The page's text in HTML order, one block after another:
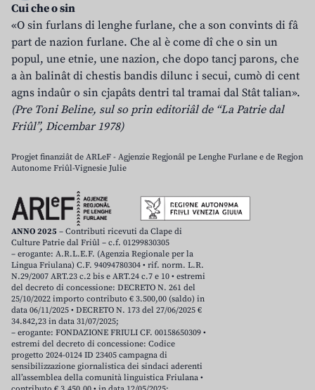
Cui che o sin
«O sin furlans di lenghe furlane, che a son convints di fâ
part de nazion furlane. Che al è come dî che o sin un
popul, une etnie, une nazion, che dopo tancj parons, che
a àn balinât di chestis bandis dilunc i secui, cumò di cent
agns indaûr o sin cjapâts dentri tal tramai dal Stât talian».
(Pre Toni Beline, sul so prin editoriâl de “La Patrie dal
Friûl”, Dicembar 1978)
Progjet finanziât de ARLeF - Agjenzie Regjonâl pe Lenghe Furlane e de Regjon
Autonome Friûl-Vignesie Julie
ANNO 2025 – Contributi ricevuti da Clape di
Culture Patrie dal Friûl – c.f. 01299830305
– erogante: A.R.L.E.F. (Agenzia Regionale per la
Lingua Friulana) C.F. 94094780304 • rif. norm. L.R.
N.29/2007 ART.23 c.2 bis e ART.24 c.7 e 10 • estremi
del decreto di concessione: DECRETO N. 261 del
25/10/2022 importo contributo € 3.500,00 (saldo) in
data 06/11/2025 • DECRETO N. 173 del 27/06/2025 €
34.842,23 in data 31/07/2025;
– erogante: FONDAZIONE FRIULI CF. 00158650309 •
estremi del decreto di concessione: Codice
progetto 2024-0124 ID 23405 campagna di
sensibilizzazione giornalistica dei sindaci aderenti
all’assemblea della comunità linguistica Friulana •